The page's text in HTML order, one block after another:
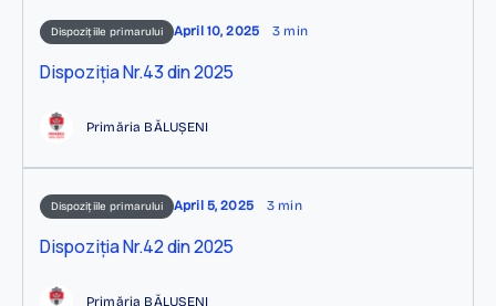
Dispozițiile primarului April 10, 2025 3 min
Dispoziția Nr.43 din 2025
Primăria BĂLUȘENI
Dispozițiile primarului April 5, 2025 3 min
Dispoziția Nr.42 din 2025
Primăria BĂLUȘENI